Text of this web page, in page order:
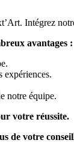
Intégrez
avantages :
expériences.
notre équipe.
votre réussite.
de votre